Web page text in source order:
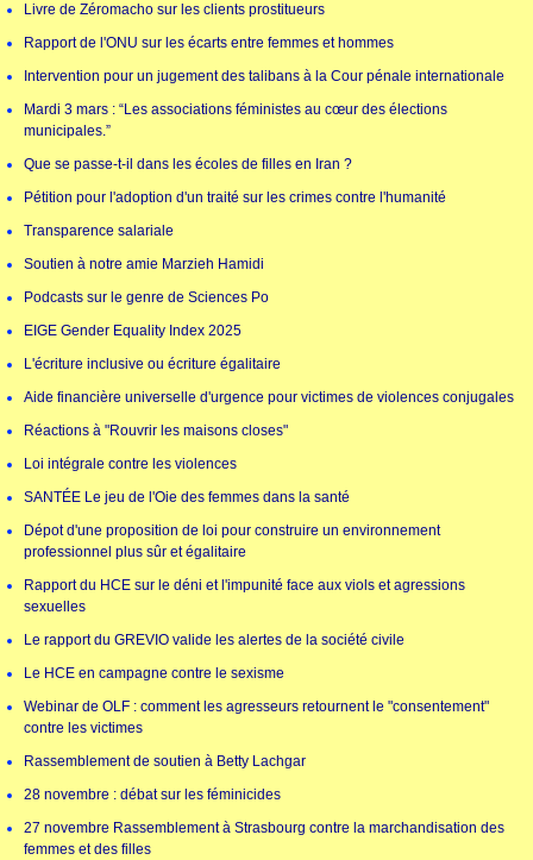
Livre de Zéromacho sur les clients prostitueurs
Rapport de l'ONU sur les écarts entre femmes et hommes
Intervention pour un jugement des talibans à la Cour pénale internationale
Mardi 3 mars : “Les associations féministes au cœur des élections
municipales.”
Que se passe-t-il dans les écoles de filles en Iran ?
Pétition pour l'adoption d'un traité sur les crimes contre l'humanité
Transparence salariale
Soutien à notre amie Marzieh Hamidi
Podcasts sur le genre de Sciences Po
EIGE Gender Equality Index 2025
L'écriture inclusive ou écriture égalitaire
Aide financière universelle d'urgence pour victimes de violences conjugales
Réactions à "Rouvrir les maisons closes"
Loi intégrale contre les violences
SANTÉE Le jeu de l'Oie des femmes dans la santé
Dépot d'une proposition de loi pour construire un environnement
professionnel plus sûr et égalitaire
Rapport du HCE sur le déni et l'impunité face aux viols et agressions
sexuelles
Le rapport du GREVIO valide les alertes de la société civile
Le HCE en campagne contre le sexisme
Webinar de OLF : comment les agresseurs retournent le "consentement"
contre les victimes
Rassemblement de soutien à Betty Lachgar
28 novembre : débat sur les féminicides
27 novembre Rassemblement à Strasbourg contre la marchandisation des
femmes et des filles